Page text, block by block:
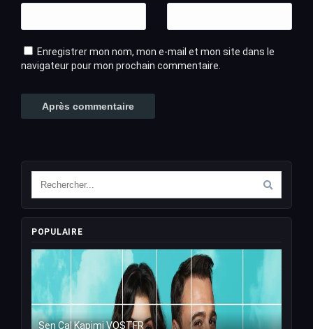
Enregistrer mon nom, mon e-mail et mon site dans le
navigateur pour mon prochain commentaire.
POPULAIRE
Sen Cal Kapimi VOSTFR